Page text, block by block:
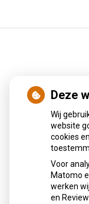
Nieuws
Sinds huisartsen
neemt gebruik toe
Schurft sinds
uitbraken fors
Stoppen met
Deze
Wij
website
cookies
Voor
Matomo
werken
en